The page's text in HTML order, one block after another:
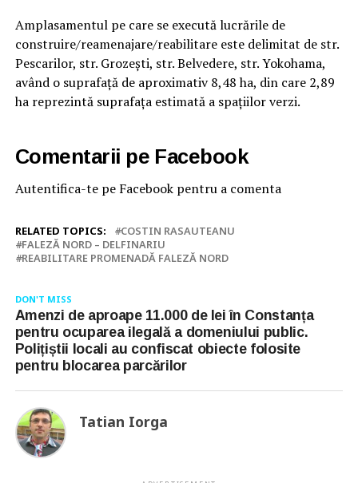
Amplasamentul pe care se execută lucrările de
construire/reamenajare/reabilitare este delimitat de str.
Pescarilor, str. Grozești, str. Belvedere, str. Yokohama,
având o suprafață de aproximativ 8,48 ha, din care 2,89
ha reprezintă suprafața estimată a spațiilor verzi.
Comentarii pe Facebook
Autentifica-te pe Facebook pentru a comenta
RELATED TOPICS:
COSTIN RASAUTEANU
FALEZĂ NORD – DELFINARIU
REABILITARE PROMENADĂ FALEZĂ NORD
DON'T MISS
Amenzi de aproape 11.000 de lei în Constanța
pentru ocuparea ilegală a domeniului public.
Polițiștii locali au confiscat obiecte folosite
pentru blocarea parcărilor
Tatian Iorga